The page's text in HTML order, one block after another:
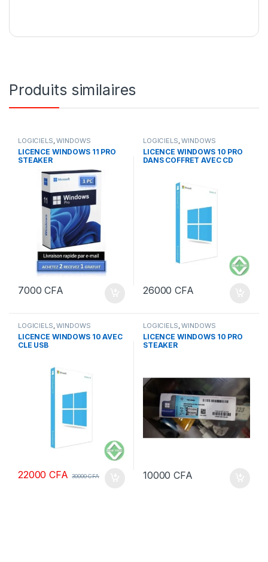
Produits similaires
LOGICIELS,WINDOWS
LICENCE WINDOWS 11 PRO
STEAKER
7000CFA
LOGICIELS,WINDOWS
LICENCE WINDOWS 10 PRO
DANS COFFRET AVEC CD
26000CFA
LOGICIELS,WINDOWS
LICENCE WINDOWS 10 AVEC
CLE USB
22000CFA 30000CFA
LOGICIELS,WINDOWS
LICENCE WINDOWS 10 PRO
STEAKER
10000CFA